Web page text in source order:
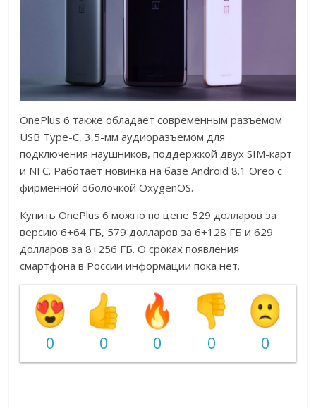
OnePlus 6 также обладает современным разъемом
USB Type-C, 3,5-мм аудиоразъемом для
подключения наушников, поддержкой двух SIM-карт
и NFC. Работает новинка на базе Android 8.1 Oreo с
фирменной оболочкой OxygenOS.
Купить OnePlus 6 можно по цене 529 долларов за
версию 6+64 ГБ, 579 долларов за 6+128 ГБ и 629
долларов за 8+256 ГБ. О сроках появления
смартфона в России информации пока нет.
0 0 0 0 0